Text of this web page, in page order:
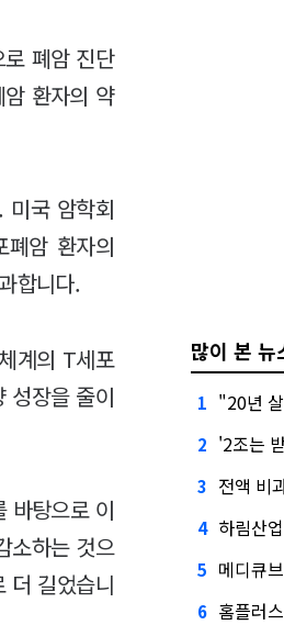
폐암 진단
환자의 약
미국 암학회
암 환자의
합니다.
계의 T세포
성장을 줄이
바탕으로 이
소하는 것으
더 길었습니
많이 본 뉴
1 "20년
2 '2조는 받
3 전액 비
4 하림산업,
5 메디큐브
6 홈플러스